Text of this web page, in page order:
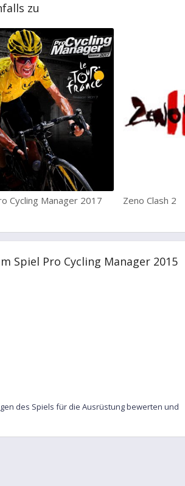
zu
Cycling Manager 2017 Zeno Clash 2
Spiel Pro Cycling Manager 2015
des Spiels für die Ausrüstung bewerten und